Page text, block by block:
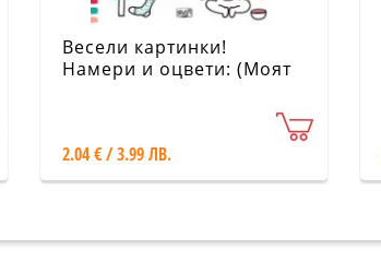
Весели картинки!
Намери и оцвети: (Моят
2.04 € / 3.99 ЛВ.